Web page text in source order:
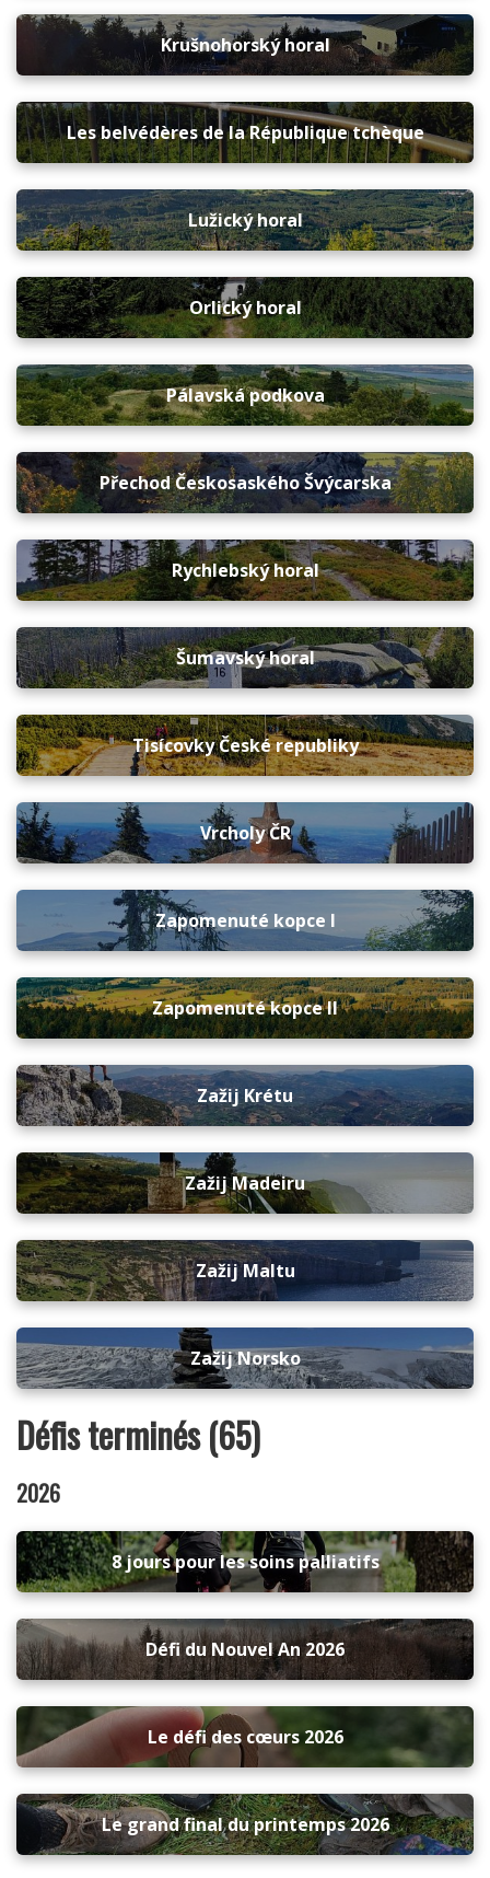
Krušnohorský horal
Les belvédères de la République tchèque
Lužický horal
Orlický horal
Pálavská podkova
Přechod Českosaského Švýcarska
Rychlebský horal
Šumavský horal
Tisícovky České republiky
Vrcholy ČR
Zapomenuté kopce I
Zapomenuté kopce II
Zažij Krétu
Zažij Madeiru
Zažij Maltu
Zažij Norsko
Défis terminés (65)
2026
8 jours pour les soins palliatifs
Défi du Nouvel An 2026
Le défi des cœurs 2026
Le grand final du printemps 2026